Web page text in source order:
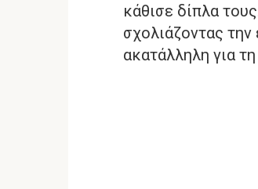
κάθισε δίπλα
σχολιάζοντας
ακατάλληλη για